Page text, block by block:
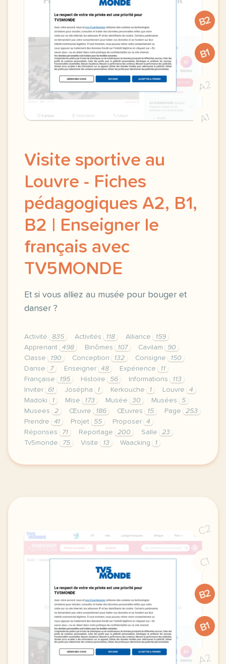
B2
B1
A2
A1
Visite sportive au
Louvre - Fiches
pédagogiques A2, B1,
B2 | Enseigner le
français avec
TV5MONDE
Et si vous alliez au musée pour bouger et
danser ?
Activité 835 Activités 118 Alliance
159
Apprenant
498 Binômes 107 Cavilam
90
Classe
190 Conception 132 Consigne
150
Danse
7 Enseigner 48 Expérience
11
Française
195 Histoire 56 Informations
113
Inviter
61 Josépha 1 Kerkouche 1 Louvre
4
Madoki
1 Mise 173 Musée 30 Musées
5
Musees
2 Œuvre 186 Œuvres 15 Page
253
Prendre
41 Projet 55 Proposer
4
Réponses
71 Reportage 200 Salle
23
Tv5monde
75 Visite 13 Waacking 1
le respect de votre vie privee est une priorite
C2
C1
B2
B1
A2